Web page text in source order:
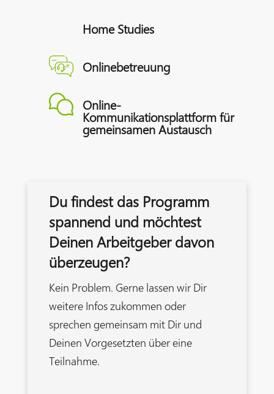
Home Studies
Onlinebetreuung
Online-
Kommunikationsplattform für
gemeinsamen Austausch
Du findest das Programm
spannend und möchtest
Deinen Arbeitgeber davon
überzeugen?
Kein Problem. Gerne lassen wir Dir
weitere Infos zukommen oder
sprechen gemeinsam mit Dir und
Deinen Vorgesetzten über eine
Teilnahme.